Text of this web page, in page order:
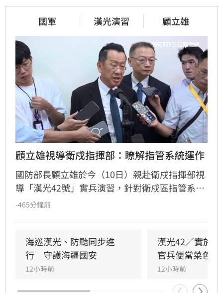
國軍 漢光演習 顧立雄
顧立雄視導衛戍指揮部：瞭解指管系統運作
國防部長顧立雄於今（10日）親赴衛戍指揮部視
導「漢光42號」實兵演習，針對衛戍區指管系
統、防衛作戰部署及情資傳遞等關鍵議題進行深
去中心化指揮效能，強化指管韌性與備援機制。
-465分鐘前
海巡漢光、防颱同步進
行　守護海疆國安
12小時前
漢光42／實施
官兵便當菜色曝
12小時前